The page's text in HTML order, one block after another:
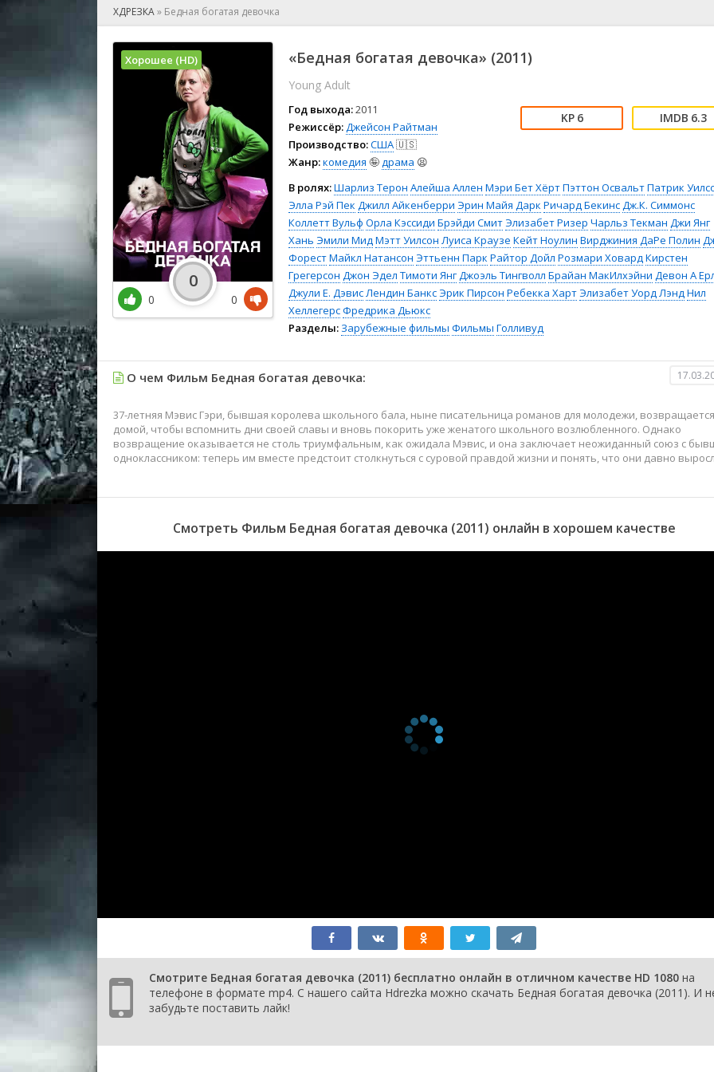
🕺 Мюзикл
👨‍💼 Новости
👨‍💻 Реальное тв
🎤 Ток-шоу
😱 Ужасы
🧙‍♀️ Фантастика
🤠 Фильм-нуар
🧝‍♂️ Фэнтези
🏅 Церемония
ХДРЕЗКА» Бедная богатая девочка
«Бедная богатая девочка» (2011)
Young Adult
Год выхода:2011
Режиссёр:Джейсон Райтман
Производство:США🇺🇸
Жанр:комедия 🤪драма 😫
6 6.3
В ролях:Шарлиз Терон Алейша Аллен Мэри Бет ХёртПэттон ОсвальтПатрик
Элла Рэй Пек Джилл Айкенберри Эрин Майя Дарк Ричард БекинсДж.К. Симмонс
Коллетт Вульф Орла Кэссиди Брэйди СмитЭлизабет Ризер Чарльз Текман Джи Янг
Хань Эмили МидМэтт Уилсон Луиса Краузе Кейт Ноулин Вирджиния ДаРе Полин
ФорестМайкл Натансон Эттьенн Парк Райтор Дойл Розмари ХовардКирстен
Грегерсон Джон Эдел Тимоти ЯнгДжоэль Тингволл Брайан МакИлхэйни Девон А
Джули Е. ДэвисЛендин БанксЭрик Пирсон Ребекка ХартЭлизабет Уорд ЛэндНил
ХеллегерсФредрика Дьюкс
Разделы: Зарубежные фильмы Фильмы Голливуд
Хорошее (HD)
0
0
0
О чем Фильм Бедная богатая девочка:
37-летняя Мэвис Гэри, бывшая королева школьного бала, ныне писательница романов для молодежи, возвращается
домой, чтобы вспомнить дни своей славы и вновь покорить уже женатого школьного возлюбленного. Однако
возвращение оказывается не столь триумфальным, как ожидала Мэвис, и она заключает неожиданный союз с
одноклассником: теперь им вместе предстоит столкнуться с суровой правдой жизни и понять, что они давно
Смотреть Фильм Бедная богатая девочка (2011) онлайн в хорошем качестве
Смотрите Бедная богатая девочка (2011) бесплатно онлайн в отличном качестве HD 1080 на
телефоне в формате mp4. С нашего сайта Hdrezka можно скачать Бедная богатая девочка (2011). И
забудьте поставить лайк!